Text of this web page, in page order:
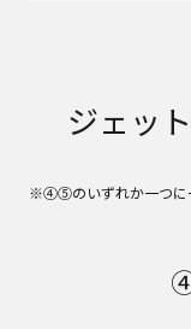
ジェッ
※④⑤のいずれか一つに